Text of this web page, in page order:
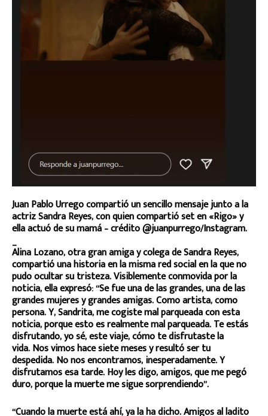
Juan Pablo Urrego compartió un sencillo mensaje junto a la
actriz Sandra Reyes, con quien compartió set en «Rigo» y
ella actuó de su mamá – crédito @juanpurrego/Instagram.
_
Alina Lozano, otra gran amiga y colega de Sandra Reyes,
compartió una historia en la misma red social en la que no
pudo ocultar su tristeza. Visiblemente conmovida por la
noticia, ella expresó: “Se fue una de las grandes, una de las
grandes mujeres y grandes amigas. Como artista, como
persona. Y, Sandrita, me cogiste mal parqueada con esta
noticia, porque esto es realmente mal parqueada. Te estás
disfrutando, yo sé, este viaje, cómo te disfrutaste la
vida. Nos vimos hace siete meses y resultó ser tu
despedida. No nos encontramos, inesperadamente. Y
disfrutamos esa tarde. Hoy les digo, amigos, que me pegó
duro, porque la muerte me sigue sorprendiendo”.
“Cuando la muerte está ahí, ya la ha dicho. Amigos al ladito